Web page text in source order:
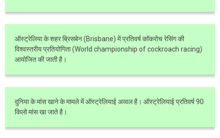
ऑस्ट्रेलिया के शहर ब्रिसबेन (Brisbane) में प्रतिवर्ष कॉकरोच रेसिंग की
विश्वस्तरीय प्रतियोगिता (World championship of cockroach racing)
आयोजित की जाती है।
दुनिया के मांस खाने के मामले में ऑस्ट्रेलियाई अव्वल है। ऑस्ट्रेलियाई प्रतिवर्ष 90
किलो मांस खा जाते है।